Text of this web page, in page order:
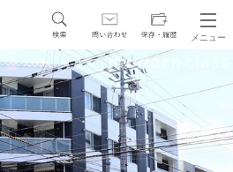
メニュー
SEARCH
駅・路線から探す